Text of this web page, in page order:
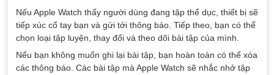
Nếu Apple Watch thấy người dùng đang tập thể dục, thiết bị sẽ
tiếp xúc cổ tay bạn và gửi tới thông báo. Tiếp theo, bạn có thể
chọn loại tập luyện, thay đổi và theo dõi bài tập của mình.
Nếu bạn không muốn ghi lại bài tập, bạn hoàn toàn có thể xóa
các thông báo. Các bài tập mà Apple Watch sẽ nhắc nhở tập